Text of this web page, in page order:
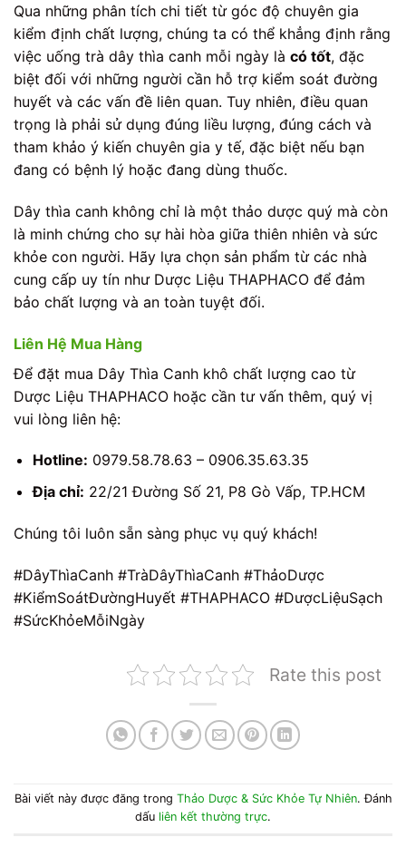
Qua những phân tích chi tiết từ góc độ chuyên gia
kiểm định chất lượng, chúng ta có thể khẳng định rằng
việc uống trà dây thìa canh mỗi ngày là có tốt, đặc
biệt đối với những người cần hỗ trợ kiểm soát đường
huyết và các vấn đề liên quan. Tuy nhiên, điều quan
trọng là phải sử dụng đúng liều lượng, đúng cách và
tham khảo ý kiến chuyên gia y tế, đặc biệt nếu bạn
đang có bệnh lý hoặc đang dùng thuốc.
Dây thìa canh không chỉ là một thảo dược quý mà còn
là minh chứng cho sự hài hòa giữa thiên nhiên và sức
khỏe con người. Hãy lựa chọn sản phẩm từ các nhà
cung cấp uy tín như Dược Liệu THAPHACO để đảm
bảo chất lượng và an toàn tuyệt đối.
Liên Hệ Mua Hàng
Để đặt mua Dây Thìa Canh khô chất lượng cao từ
Dược Liệu THAPHACO hoặc cần tư vấn thêm, quý vị
vui lòng liên hệ:
Hotline: 0979.58.78.63 – 0906.35.63.35
Địa chỉ: 22/21 Đường Số 21, P8 Gò Vấp, TP.HCM
Chúng tôi luôn sẵn sàng phục vụ quý khách!
#DâyThìaCanh #TràDâyThìaCanh #ThảoDược
#KiểmSoátĐườngHuyết #THAPHACO #DượcLiệuSạch
#SứcKhỏeMỗiNgày
Rate this post
Bài viết này được đăng trong Thảo Dược & Sức Khỏe Tự Nhiên. Đánh
dấu liên kết thường trực.